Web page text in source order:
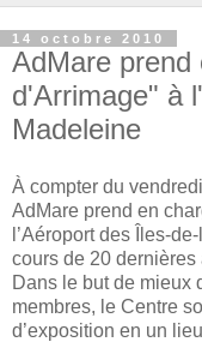
14 octobre 2010
AdMare prend
d'Arrimage" à
Madeleine
À compter du
AdMare prend en
l’Aéroport des Îles-
cours de 20 dernières
Dans le but de mieux
membres, le Centre
d’exposition en un